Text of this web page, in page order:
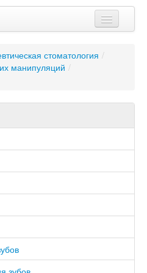
стоматология /
манипуляций /